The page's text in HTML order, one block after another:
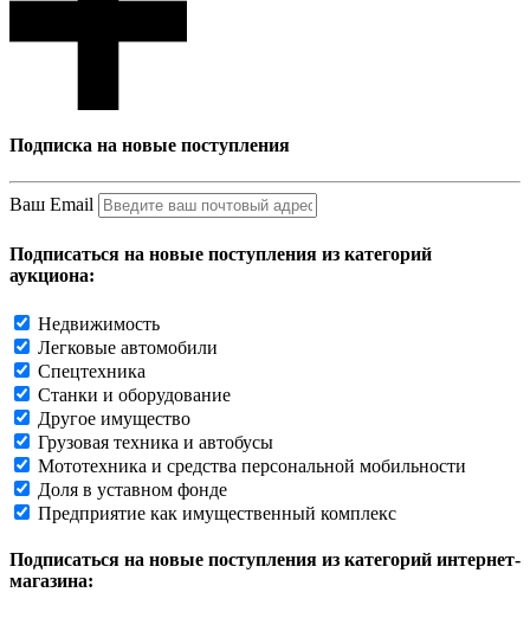
Подписка на новые поступления
Ваш Email
Подписаться на новые поступления из категорий
аукциона:
Недвижимость
Легковые автомобили
Спецтехника
Станки и оборудование
Другое имущество
Грузовая техника и автобусы
Мототехника и средства персональной мобильности
Доля в уставном фонде
Предприятие как имущественный комплекс
Подписаться на новые поступления из категорий интернет-
магазина: